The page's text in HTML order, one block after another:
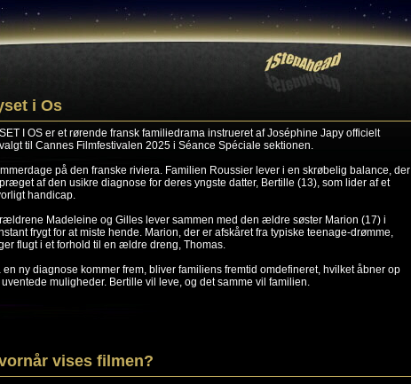
i Os
I OS er et rørende fransk familiedrama instrueret af Joséphine Japy officielt
til Cannes Filmfestivalen 2025 i Séance Spéciale sektionen.
på den franske riviera. Familien Roussier lever i en skrøbelig balance, der
af den usikre diagnose for deres yngste datter, Bertille (13), som lider af et
handicap.
Madeleine og Gilles lever sammen med den ældre søster Marion (17) i
frygt for at miste hende. Marion, der er afskåret fra typiske teenage-drømme,
flugt i et forhold til en ældre dreng, Thomas.
en ny diagnose kommer frem, bliver familiens fremtid omdefineret, hvilket åbner op
uventede muligheder. Bertille vil leve, og det samme vil familien.
vises filmen?